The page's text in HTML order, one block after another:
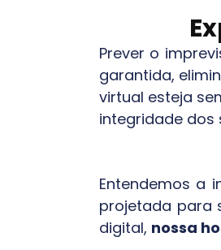
Prever o
garantida,
virtual esteja
integridade dos
Entendemos a
projetada para
digital, nossa